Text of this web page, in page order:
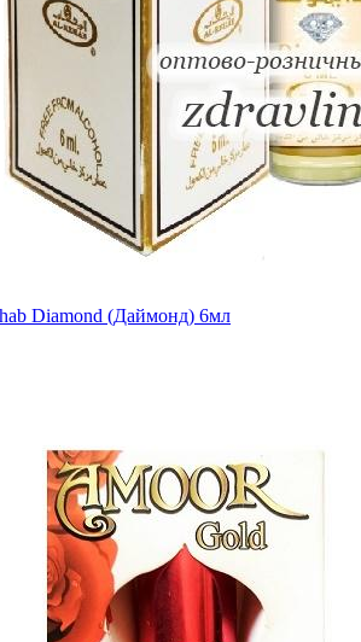
Diamond (Даймонд) 6мл